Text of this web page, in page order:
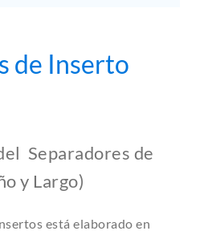
de Inserto
Separadores de
y Largo)
está elaborado en